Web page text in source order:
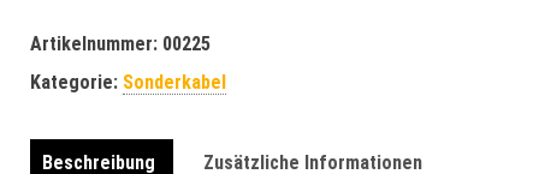
t
Artikelnummer: 00225
Kategorie: Sonderkabel
Beschreibung Zusätzliche Informationen